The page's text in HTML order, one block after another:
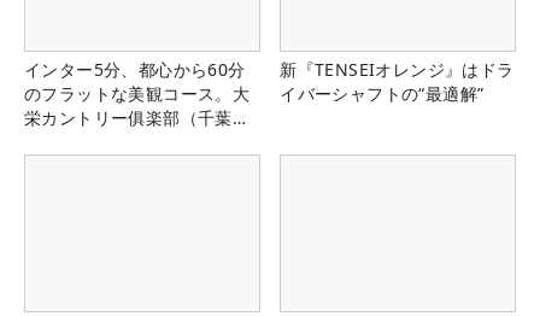
インター5分、都心から60分
のフラットな美観コース。大
栄カントリー俱楽部（千葉
新『TENSEIオレンジ』はドラ
イバーシャフトの“最適解”